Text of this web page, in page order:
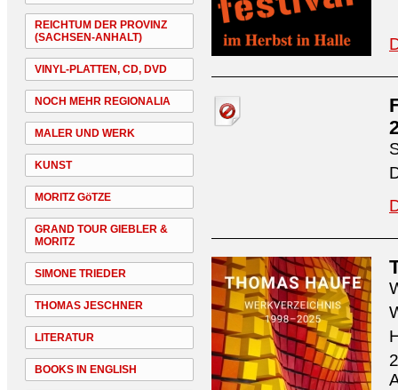
REICHTUM DER PROVINZ
(SACHSEN-ANHALT)
VINYL-PLATTEN, CD, DVD
NOCH MEHR REGIONALIA
MALER UND WERK
KUNST
MORITZ GöTZE
GRAND TOUR GIEBLER &
MORITZ
SIMONE TRIEDER
THOMAS JESCHNER
LITERATUR
BOOKS IN ENGLISH